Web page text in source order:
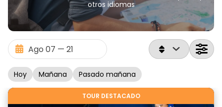
otros idiomas
Hoy Mañana Pasado mañana
TOUR DESTACADO